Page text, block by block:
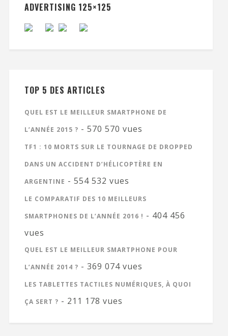
ADVERTISING 125×125
TOP 5 DES ARTICLES
QUEL EST LE MEILLEUR SMARTPHONE DE
L’ANNÉE 2015 ? - 570 570 vues
TF1 : 10 MORTS SUR LE TOURNAGE DE DROPPED
DANS UN ACCIDENT D’HÉLICOPTÈRE EN
ARGENTINE - 554 532 vues
LE COMPARATIF DES 10 MEILLEURS
SMARTPHONES DE L’ANNÉE 2016 ! - 404 456
vues
QUEL EST LE MEILLEUR SMARTPHONE POUR
L’ANNÉE 2014 ? - 369 074 vues
LES TABLETTES TACTILES NUMÉRIQUES, À QUOI
ÇA SERT ? - 211 178 vues